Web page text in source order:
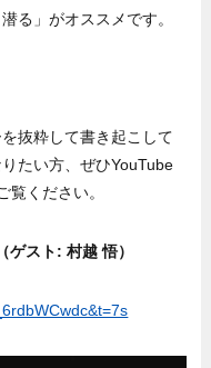
る」がオススメです。
抜粋して書き起こして
たい方、ぜひYouTube
覧ください。
スト: 村越 悟）